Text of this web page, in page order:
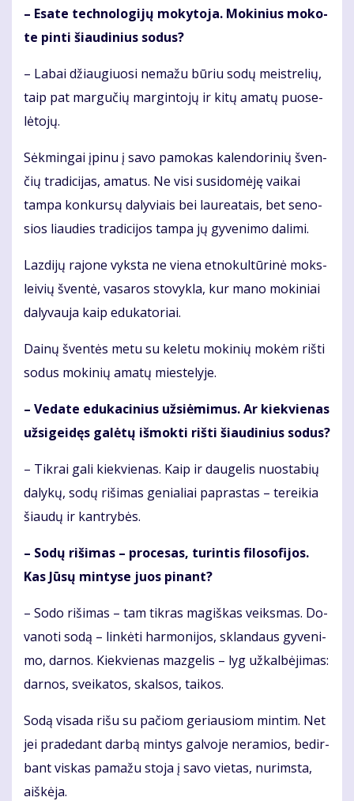
– Esa­te tech­no­lo­gi­jų mo­ky­to­ja. Mo­ki­nius mo­ko­
te pin­ti šiau­di­nius so­dus?
– La­bai džiau­giuo­si ne­ma­žu bū­riu so­dų meist­re­lių,
taip pat mar­gu­čių mar­gin­to­jų ir ki­tų ama­tų puo­se­
lė­to­jų.
Sėk­min­gai įpi­nu į sa­vo pa­mo­kas ka­len­do­ri­nių šven­
čių tra­di­ci­jas, ama­tus. Ne vi­si su­si­do­mė­ję vai­kai
tam­pa kon­kur­sų da­ly­viais bei lau­re­a­tais, bet se­no­
sios liau­dies tra­di­ci­jos tam­pa jų gy­ve­ni­mo da­li­mi.
Laz­di­jų ra­jo­ne vyks­ta ne vie­na et­no­kul­tū­ri­nė moks­
lei­vių šven­tė, va­sa­ros sto­vyk­la, kur ma­no mo­ki­niai
da­ly­vau­ja kaip edu­ka­to­riai.
Dai­nų šven­tės me­tu su ke­le­tu mo­ki­nių mo­kėm riš­ti
so­dus mo­ki­nių ama­tų mies­te­ly­je.
– Ve­da­te edu­ka­ci­nius už­si­ė­mi­mus. Ar kiek­vie­nas
už­si­gei­dęs ga­lė­tų iš­mok­ti riš­ti šiau­di­nius so­dus?
– Tik­rai ga­li kiek­vie­nas. Kaip ir dau­ge­lis nuo­sta­bių
da­ly­kų, so­dų ri­ši­mas ge­nia­liai pa­pras­tas – te­rei­kia
šiau­dų ir kan­try­bės.
– So­dų ri­ši­mas – pro­ce­sas, tu­rin­tis fi­lo­so­fi­jos.
Kas Jū­sų min­ty­se juos pi­nant?
– So­do ri­ši­mas – tam tik­ras ma­giš­kas veiks­mas. Do­
va­no­ti so­dą – lin­kė­ti har­mo­ni­jos, sklan­daus gy­ve­ni­
mo, dar­nos. Kiek­vie­nas maz­ge­lis – lyg už­kal­bė­ji­mas:
dar­nos, svei­ka­tos, skal­sos, tai­kos.
So­dą vi­sa­da ri­šu su pa­čiom ge­riau­siom min­tim. Net
jei pra­de­dant dar­bą min­tys gal­vo­je ne­ra­mios, be­dir­
bant vis­kas pa­ma­žu sto­ja į sa­vo vie­tas, nu­rims­ta,
aiš­kė­ja.